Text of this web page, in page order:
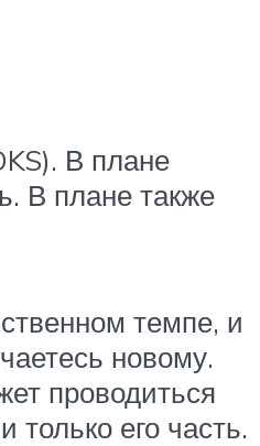
В плане
В плане также
темпе, и
новому.
проводиться
его часть.